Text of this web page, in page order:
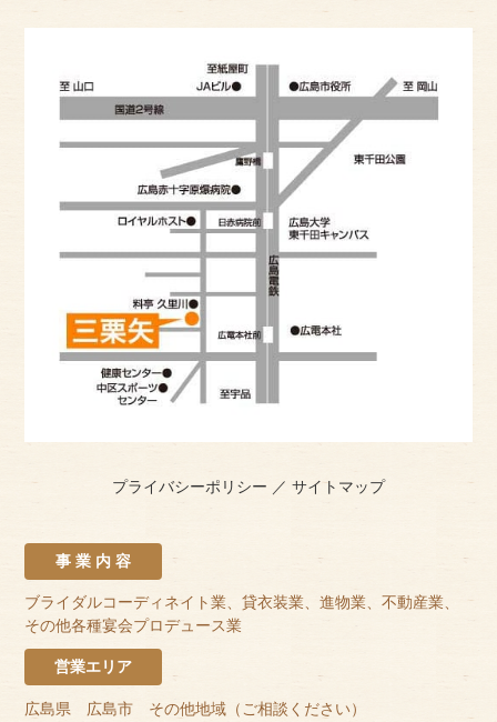
プライバシーポリシー ／ サイトマップ
事 業 内 容
ブライダルコーディネイト業、貸衣装業、進物業、不動産業、
その他各種宴会プロデュース業
営業エリア
広島県 広島市 その他地域（ご相談ください）